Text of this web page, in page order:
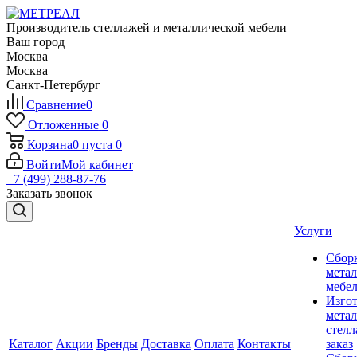
Производитель стеллажей и металлической мебели
Ваш город
Москва
Москва
Санкт-Петербург
Сравнение0
Отложенные 0
Корзина0 пуста 0
ВойтиМой кабинет
+7 (499) 288-87-76
Заказать звонок
Каталог Акции Бренды Доставка Оплата Контакты
Услуги
заказ